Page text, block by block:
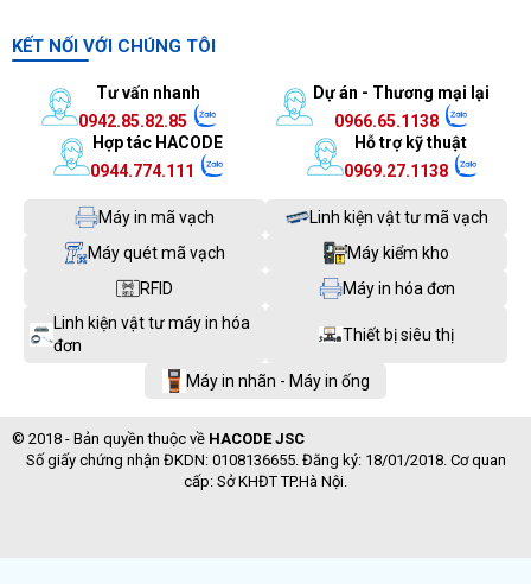
KẾT NỐI VỚI CHÚNG TÔI
Tư vấn nhanh
0942.85.82.85
Dự án - Thương mại lại
0966.65.1138
Hợp tác HACODE
0944.774.111
Hỗ trợ kỹ thuật
0969.27.1138
Máy in mã vạch
Linh kiện vật tư mã vạch
Máy quét mã vạch
Máy kiểm kho
RFID
Máy in hóa đơn
Linh kiện vật tư máy in hóa
đơn
Thiết bị siêu thị
Máy in nhãn - Máy in ống
© 2018 - Bản quyền thuộc về HACODE JSC
Số giấy chứng nhận ĐKDN: 0108136655. Đăng ký: 18/01/2018. Cơ quan
cấp: Sở KHĐT TP.Hà Nội.